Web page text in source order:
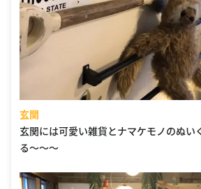
玄関
玄関には可愛い雑貨とナマケモノのぬい
る〜〜〜